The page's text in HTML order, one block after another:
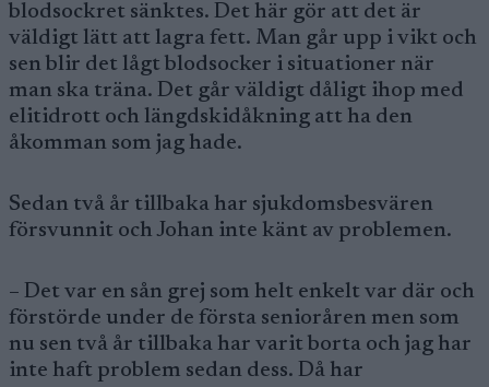
blodsockret sänktes. Det här gör att det är
väldigt lätt att lagra fett. Man går upp i vikt och
sen blir det lågt blodsocker i situationer när
man ska träna. Det går väldigt dåligt ihop med
elitidrott och längdskidåkning att ha den
åkomman som jag hade.
Sedan två år tillbaka har sjukdomsbesvären
försvunnit och Johan inte känt av problemen.
– Det var en sån grej som helt enkelt var där och
förstörde under de första senioråren men som
nu sen två år tillbaka har varit borta och jag har
inte haft problem sedan dess. Då har